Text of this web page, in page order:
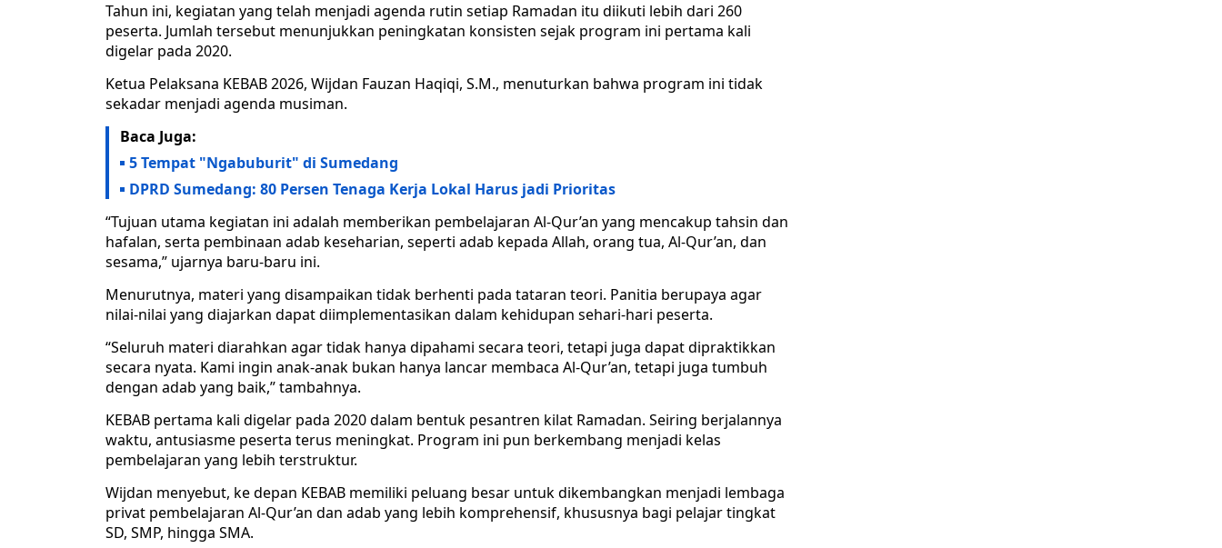
Tahun ini, kegiatan yang telah menjadi agenda rutin setiap Ramadan itu diikuti lebih dari 260
peserta. Jumlah tersebut menunjukkan peningkatan konsisten sejak program ini pertama kali
digelar pada 2020.
Ketua Pelaksana KEBAB 2026, Wijdan Fauzan Haqiqi, S.M., menuturkan bahwa program ini tidak
sekadar menjadi agenda musiman.
Baca Juga:
5 Tempat "Ngabuburit" di Sumedang
DPRD Sumedang: 80 Persen Tenaga Kerja Lokal Harus jadi Prioritas
“Tujuan utama kegiatan ini adalah memberikan pembelajaran Al-Qur’an yang mencakup tahsin dan
hafalan, serta pembinaan adab keseharian, seperti adab kepada Allah, orang tua, Al-Qur’an, dan
sesama,” ujarnya baru-baru ini.
Menurutnya, materi yang disampaikan tidak berhenti pada tataran teori. Panitia berupaya agar
nilai-nilai yang diajarkan dapat diimplementasikan dalam kehidupan sehari-hari peserta.
“Seluruh materi diarahkan agar tidak hanya dipahami secara teori, tetapi juga dapat dipraktikkan
secara nyata. Kami ingin anak-anak bukan hanya lancar membaca Al-Qur’an, tetapi juga tumbuh
dengan adab yang baik,” tambahnya.
KEBAB pertama kali digelar pada 2020 dalam bentuk pesantren kilat Ramadan. Seiring berjalannya
waktu, antusiasme peserta terus meningkat. Program ini pun berkembang menjadi kelas
pembelajaran yang lebih terstruktur.
Wijdan menyebut, ke depan KEBAB memiliki peluang besar untuk dikembangkan menjadi lembaga
privat pembelajaran Al-Qur’an dan adab yang lebih komprehensif, khususnya bagi pelajar tingkat
SD, SMP, hingga SMA.